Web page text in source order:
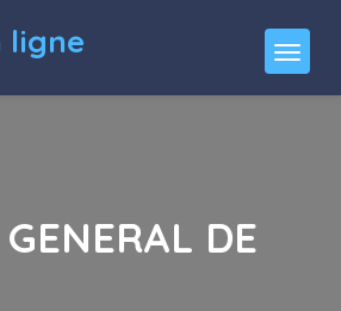
ligne
DE